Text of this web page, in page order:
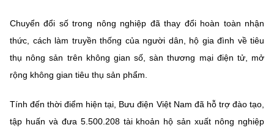
Chuyển đổi số trong nông nghiệp đã thay đổi hoàn toàn nhận
thức, cách làm truyền thống của người dân, hộ gia đình về tiêu
thụ nông sản trên không gian số, sàn thương mại điện tử, mở
rộng không gian tiêu thụ sản phẩm.
Tính đến thời điểm hiện tại, Bưu điện Việt Nam đã hỗ trợ đào tạo,
tập huấn và đưa 5.500.208 tài khoản hộ sản xuất nông nghiệp